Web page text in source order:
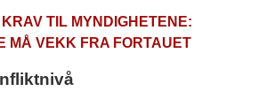
TIL MYNDIGHETENE:
MÅ VEKK FRA FORTAUET